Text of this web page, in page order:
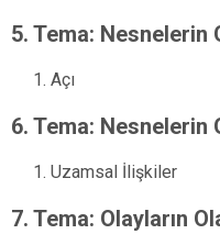
5. Tema: Nesnelerin
Açı
6. Tema: Nesnelerin
Uzamsal İlişkiler
7. Tema: Olayların